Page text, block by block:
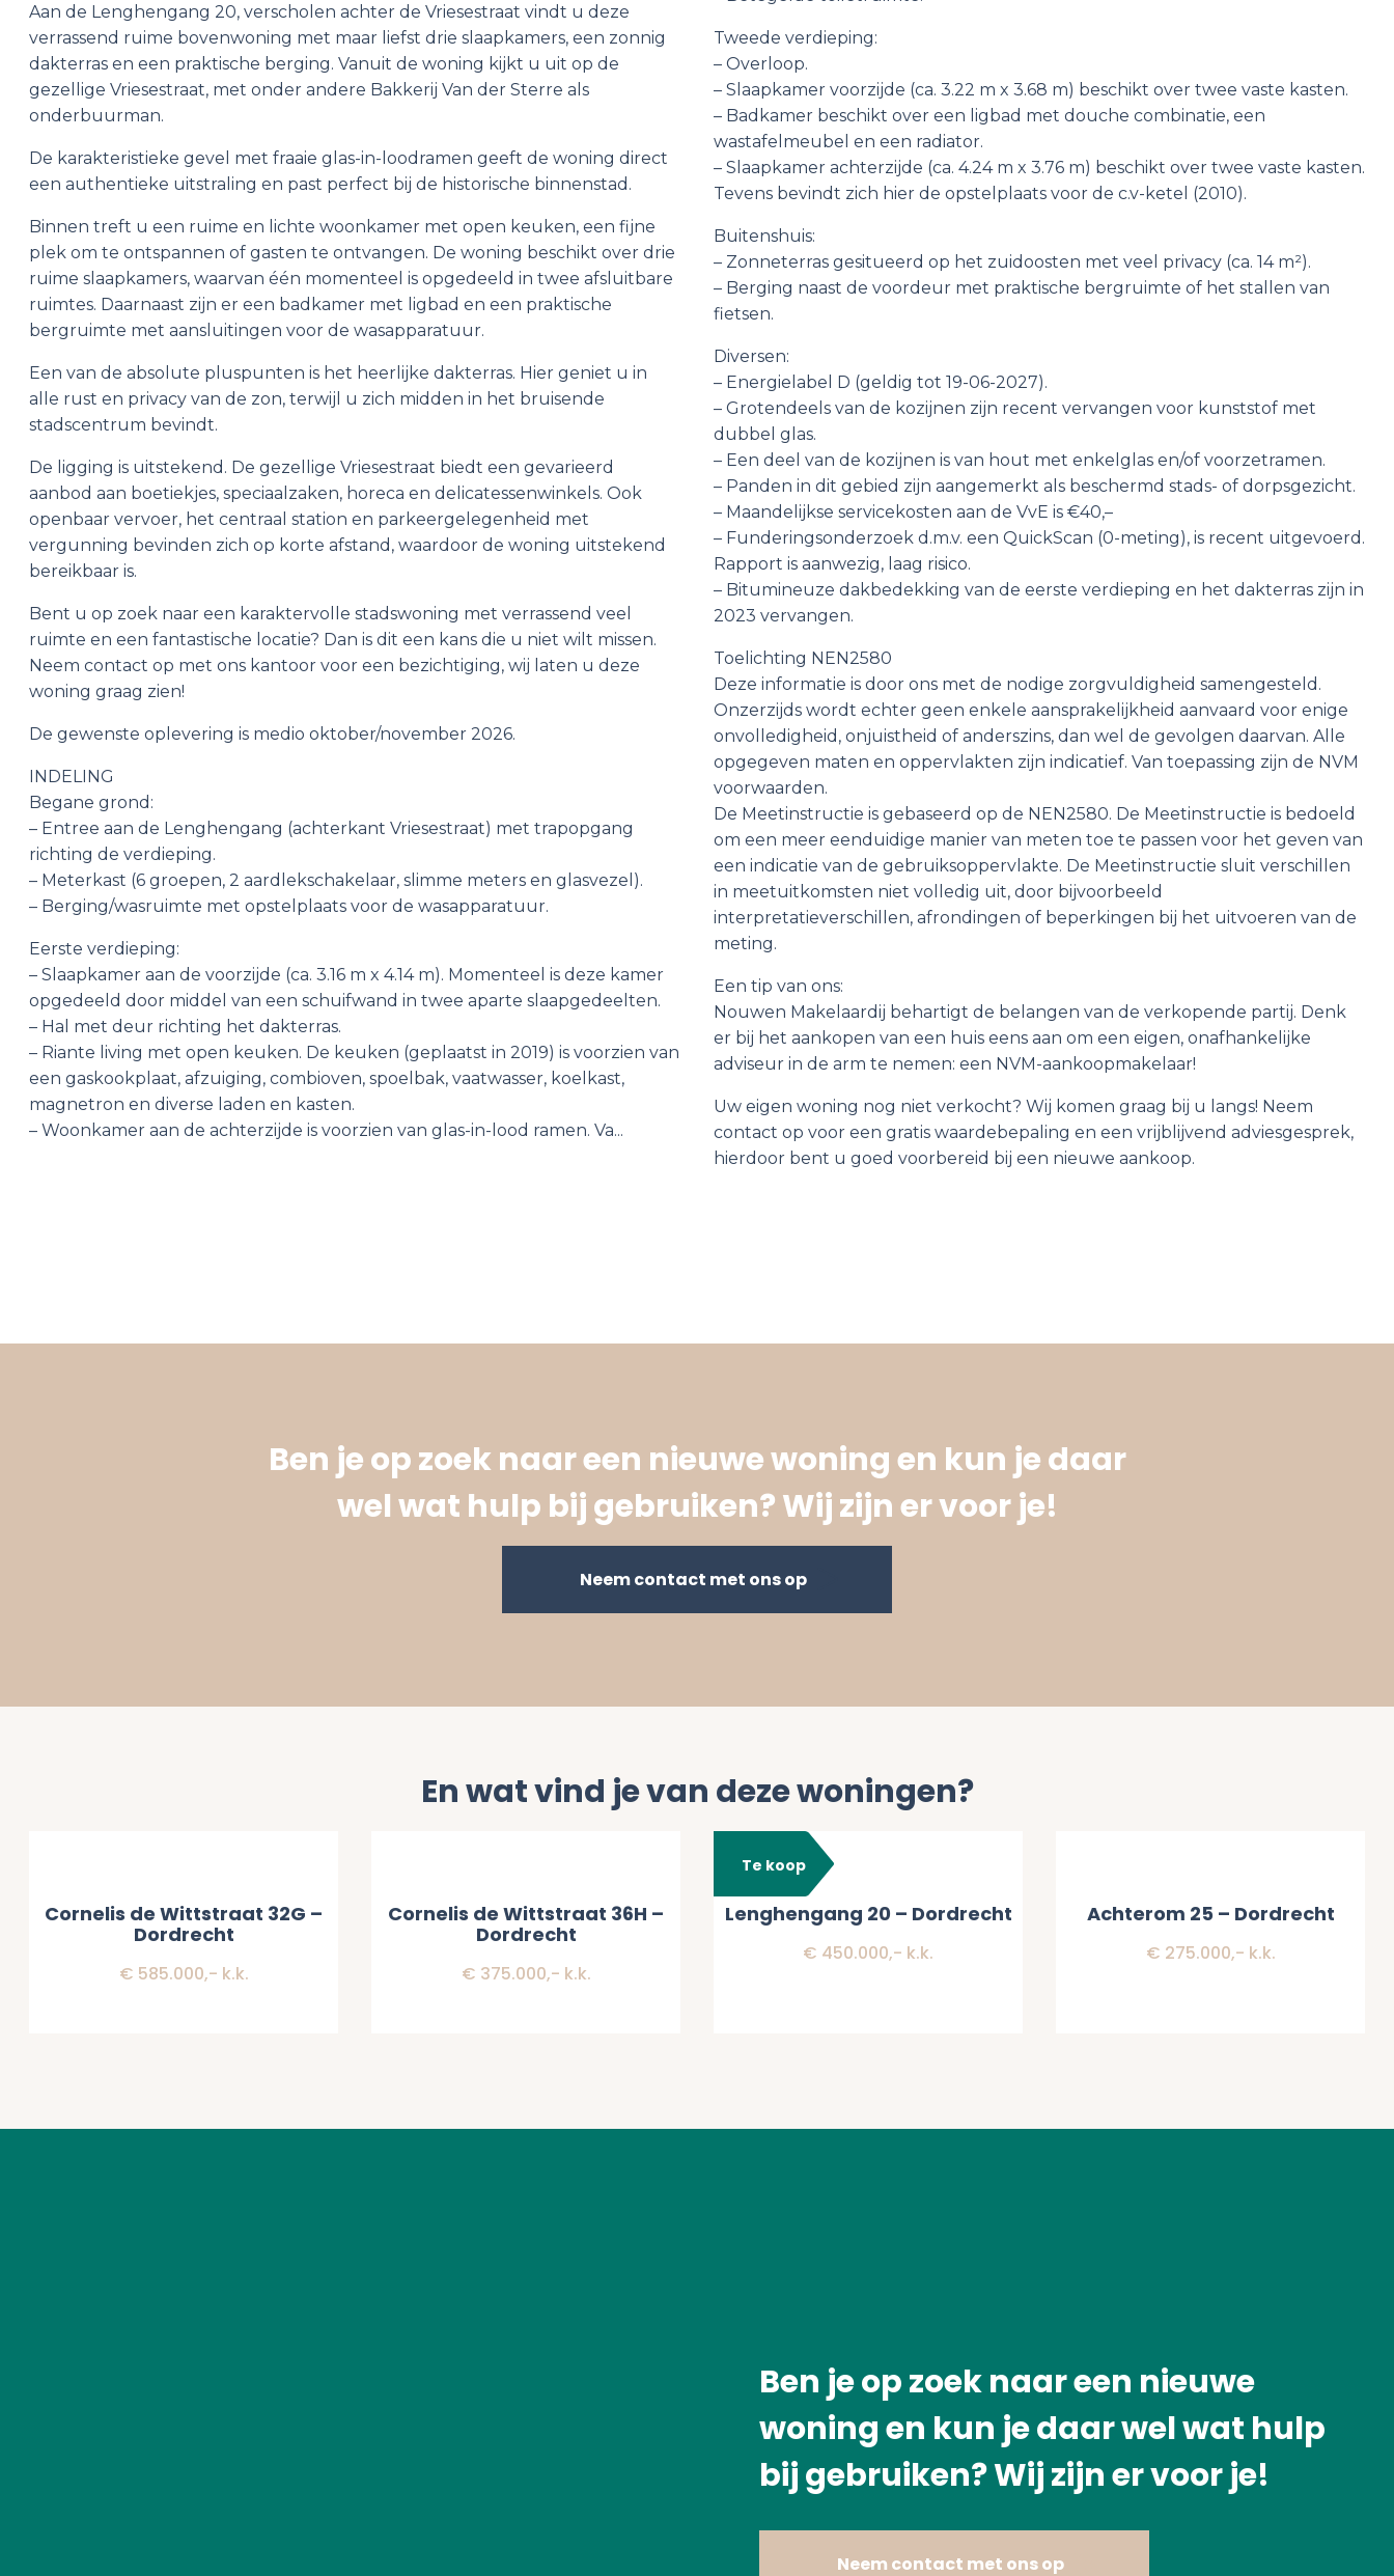
Aan de Lenghengang 20, verscholen achter de Vriesestraat vindt u deze
verrassend ruime bovenwoning met maar liefst drie slaapkamers, een zonnig
dakterras en een praktische berging. Vanuit de woning kijkt u uit op de
gezellige Vriesestraat, met onder andere Bakkerij Van der Sterre als
onderbuurman.
De karakteristieke gevel met fraaie glas-in-loodramen geeft de woning direct
een authentieke uitstraling en past perfect bij de historische binnenstad.
Binnen treft u een ruime en lichte woonkamer met open keuken, een fijne
plek om te ontspannen of gasten te ontvangen. De woning beschikt over drie
ruime slaapkamers, waarvan één momenteel is opgedeeld in twee afsluitbare
ruimtes. Daarnaast zijn er een badkamer met ligbad en een praktische
bergruimte met aansluitingen voor de wasapparatuur.
Een van de absolute pluspunten is het heerlijke dakterras. Hier geniet u in
alle rust en privacy van de zon, terwijl u zich midden in het bruisende
stadscentrum bevindt.
De ligging is uitstekend. De gezellige Vriesestraat biedt een gevarieerd
aanbod aan boetiekjes, speciaalzaken, horeca en delicatessenwinkels. Ook
openbaar vervoer, het centraal station en parkeergelegenheid met
vergunning bevinden zich op korte afstand, waardoor de woning uitstekend
bereikbaar is.
Bent u op zoek naar een karaktervolle stadswoning met verrassend veel
ruimte en een fantastische locatie? Dan is dit een kans die u niet wilt missen.
Neem contact op met ons kantoor voor een bezichtiging, wij laten u deze
woning graag zien!
De gewenste oplevering is medio oktober/november 2026.
INDELING
Begane grond:
– Entree aan de Lenghengang (achterkant Vriesestraat) met trapopgang
richting de verdieping.
– Meterkast (6 groepen, 2 aardlekschakelaar, slimme meters en glasvezel).
– Berging/wasruimte met opstelplaats voor de wasapparatuur.
Eerste verdieping:
– Slaapkamer aan de voorzijde (ca. 3.16 m x 4.14 m). Momenteel is deze kamer
opgedeeld door middel van een schuifwand in twee aparte slaapgedeelten.
– Hal met deur richting het dakterras.
– Riante living met open keuken. De keuken (geplaatst in 2019) is voorzien van
een gaskookplaat, afzuiging, combioven, spoelbak, vaatwasser, koelkast,
magnetron en diverse laden en kasten.
– Woonkamer aan de achterzijde is voorzien van glas-in-lood ramen. Va...
Tweede verdieping:
– Overloop.
– Slaapkamer voorzijde (ca. 3.22 m x 3.68 m) beschikt over twee vaste kasten.
– Badkamer beschikt over een ligbad met douche combinatie, een
wastafelmeubel en een radiator.
– Slaapkamer achterzijde (ca. 4.24 m x 3.76 m) beschikt over twee vaste kasten.
Tevens bevindt zich hier de opstelplaats voor de c.v-ketel (2010).
Buitenshuis:
– Zonneterras gesitueerd op het zuidoosten met veel privacy (ca. 14 m²).
– Berging naast de voordeur met praktische bergruimte of het stallen van
fietsen.
Diversen:
– Energielabel D (geldig tot 19-06-2027).
– Grotendeels van de kozijnen zijn recent vervangen voor kunststof met
dubbel glas.
– Een deel van de kozijnen is van hout met enkelglas en/of voorzetramen.
– Panden in dit gebied zijn aangemerkt als beschermd stads- of dorpsgezicht.
– Maandelijkse servicekosten aan de VvE is €40,–
– Funderingsonderzoek d.m.v. een QuickScan (0-meting), is recent uitgevoerd.
Rapport is aanwezig, laag risico.
– Bitumineuze dakbedekking van de eerste verdieping en het dakterras zijn in
2023 vervangen.
Toelichting NEN2580
Deze informatie is door ons met de nodige zorgvuldigheid samengesteld.
Onzerzijds wordt echter geen enkele aansprakelijkheid aanvaard voor enige
onvolledigheid, onjuistheid of anderszins, dan wel de gevolgen daarvan. Alle
opgegeven maten en oppervlakten zijn indicatief. Van toepassing zijn de NVM
voorwaarden.
De Meetinstructie is gebaseerd op de NEN2580. De Meetinstructie is bedoeld
om een meer eenduidige manier van meten toe te passen voor het geven van
een indicatie van de gebruiksoppervlakte. De Meetinstructie sluit verschillen
in meetuitkomsten niet volledig uit, door bijvoorbeeld
interpretatieverschillen, afrondingen of beperkingen bij het uitvoeren van de
meting.
Een tip van ons:
Nouwen Makelaardij behartigt de belangen van de verkopende partij. Denk
er bij het aankopen van een huis eens aan om een eigen, onafhankelijke
adviseur in de arm te nemen: een NVM-aankoopmakelaar!
Uw eigen woning nog niet verkocht? Wij komen graag bij u langs! Neem
contact op voor een gratis waardebepaling en een vrijblijvend adviesgesprek,
hierdoor bent u goed voorbereid bij een nieuwe aankoop.
Ben je op zoek naar een nieuwe woning en kun je daar
wel wat hulp bij gebruiken? Wij zijn er voor je!
Neem contact met ons op
En wat vind je van deze woningen?
Cornelis de Wittstraat 32G –
Dordrecht
€ 585.000,- k.k.
Cornelis de Wittstraat 36H –
Dordrecht
€ 375.000,- k.k.
Te koop
Lenghengang 20 – Dordrecht
€ 450.000,- k.k.
Achterom 25 – Dordrecht
€ 275.000,- k.k.
Ben je op zoek naar een nieuwe
woning en kun je daar wel wat hulp
bij gebruiken? Wij zijn er voor je!
Neem contact met ons op